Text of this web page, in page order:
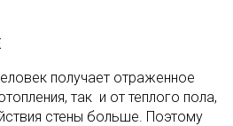
получает отраженное
так и от теплого пола,
стены больше. Поэтому